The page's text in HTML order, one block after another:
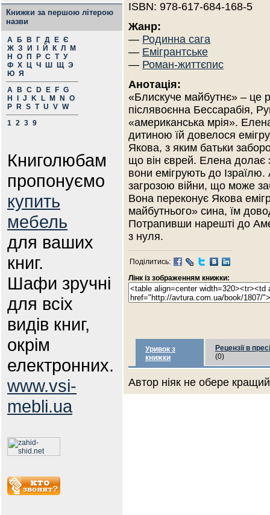
Книжки за першою літерою
назви
А Б В Г Д Е Є
Ж З И Й К Л
М
Н
О П Р С Т У
Ф Х Ц Ч Ш Щ Э
Ю Я
A
B C D E F G
H
J K L M N
O
P
R S T U V W
1 2 3 9
Книголюбам
пропонуємо
купить
мебель
для ваших
книг.
Шафи зручні
для всіх
видів книг,
окрім
електронних.
www.vsi-
mebli.ua
ISBN: 978-617-684-168-5
Жанр:
— Родинна сага
— Емігрантське
— Роман-життєпис
Анотація:
«Блискуче майбутнє» – це
післявоєнна Бессарабія,
«американська мрія».
дитиною їй довелося
Якова, з яким батьки
що він єврей. Елена долає
вони емігрують до Ізраїлю.
загрозою війни, що може
Вона переконує Якова
майбутнього» сина, їм
Потрапивши нарешті до
з нуля.
Поділитись:
Лінк із зображенням книжки:
Уривок з
книжки
Рецензії в пресі
(0)
Автор ніяк не обере